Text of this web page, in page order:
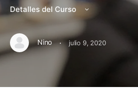
Detalles del Curso
Nino · julio 9, 2020